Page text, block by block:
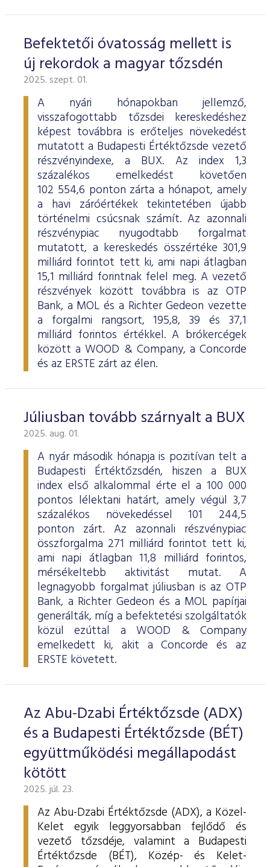
Befektetői óvatosság mellett is
új rekordok a magyar tőzsdén
2025. szept. 01.
A nyári hónapokban jellemző,
visszafogottabb tőzsdei kereskedéshez
képest továbbra is erőteljes növekedést
mutatott a Budapesti Értéktőzsde vezető
részvényindexe, a BUX. Az index 1,3
százalékos emelkedést követően
102 554,6 ponton zárta a hónapot, amely
a havi záróértékek tekintetében újabb
történelmi csúcsnak számít. Az azonnali
részvénypiac nyugodtabb forgalmat
mutatott, a kereskedés összértéke 301,9
milliárd forintot tett ki, ami napi átlagban
15,1 milliárd forintnak felel meg. A vezető
részvények között továbbra is az OTP
Bank, a MOL és a Richter Gedeon vezette
a forgalmi rangsort, 195,8, 39 és 37,1
milliárd forintos értékkel. A brókercégek
között a WOOD & Company, a Concorde
és az ERSTE zárt az élen.
Júliusban tovább szárnyalt a BUX
2025. aug. 01.
A nyár második hónapja is pozitívan telt a
Budapesti Értéktőzsdén, hiszen a BUX
index első alkalommal érte el a 100 000
pontos lélektani határt, amely végül 3,7
százalékos növekedéssel 101 244,5
ponton zárt. Az azonnali részvénypiac
összforgalma 271 milliárd forintot tett ki,
ami napi átlagban 11,8 milliárd forintos,
mérsékeltebb aktivitást mutat. A
legnagyobb forgalmat júliusban is az OTP
Bank, a Richter Gedeon és a MOL papírjai
generálták, míg a befektetési szolgáltatók
közül ezúttal a WOOD & Company
emelkedett ki, akit a Concorde és az
ERSTE követett.
Az Abu-Dzabi Értéktőzsde (ADX)
és a Budapesti Értéktőzsde (BÉT)
együttműködési megállapodást
kötött
2025. júl. 23.
Az Abu-Dzabi Értéktőzsde (ADX), a Közel-
Kelet egyik leggyorsabban fejlődő és
vezető tőzsdéje, valamint a Budapesti
Értéktőzsde (BÉT), Közép- és Kelet-